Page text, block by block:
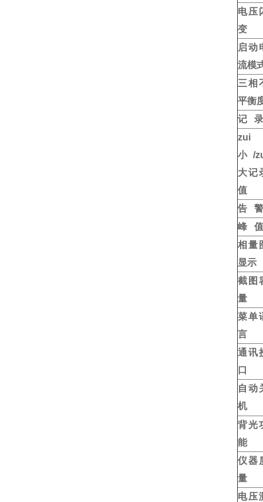
电压
变
启动
流模
三相
平衡
记 录
zui
小/
大记
值
告 警
峰 值
相量
显示
截图
量
菜单
言
通讯
口
自动
机
背光
能
仪器
量
电压